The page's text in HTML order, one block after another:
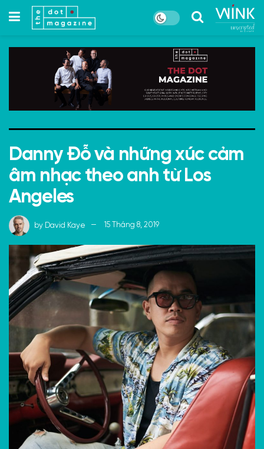
Danny Đỗ và những xúc cảm
âm nhạc theo anh từ Los
Angeles
by David Kaye 15 Tháng 8, 2019